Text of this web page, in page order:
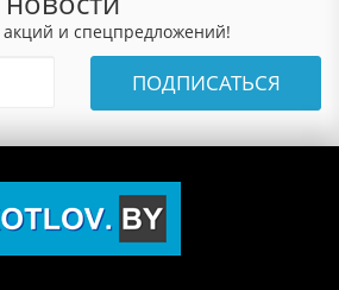
акций и спецпредложений!
ПОДПИСАТЬСЯ